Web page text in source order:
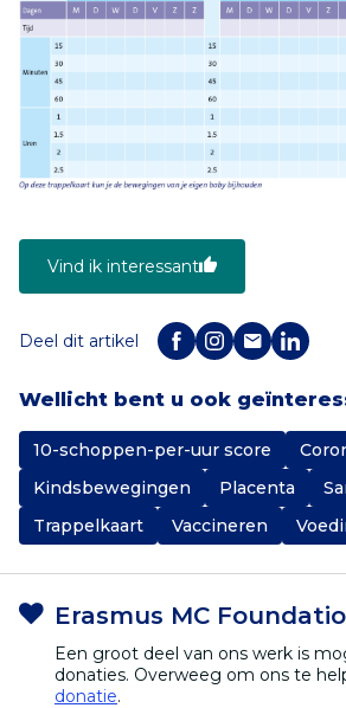
Vind ik interessant
Deel dit artikel
Wellicht bent u ook
10-schoppen-per-uur score
Kindsbewegingen
Placenta
Trappelkaart
Vaccineren
Erasmus MC
Een groot deel van ons werk is
donaties. Overweeg om ons te
donatie.